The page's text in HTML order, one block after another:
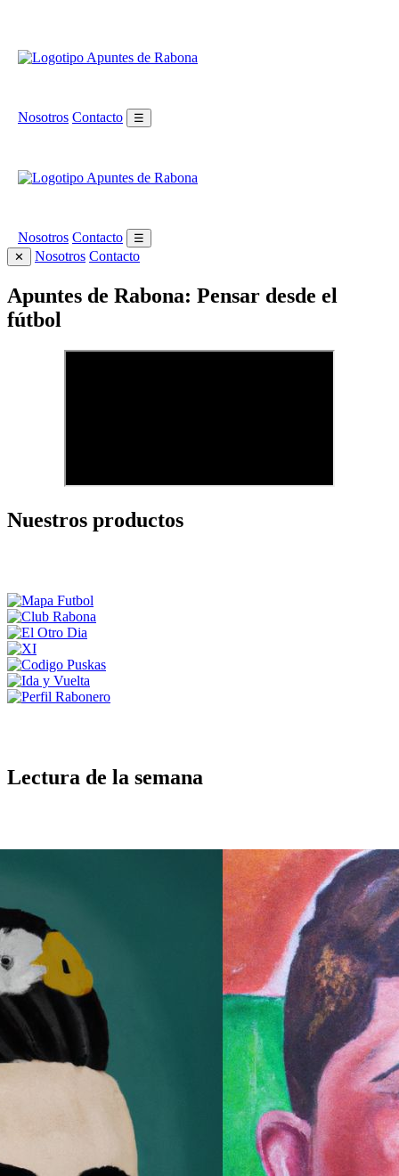
Nosotros Contacto ☰
Nosotros Contacto
☰
✕
Nosotros Contacto
Apuntes de Rabona: Pensar desde el
fútbol
Nuestros productos
Lectura de la semana